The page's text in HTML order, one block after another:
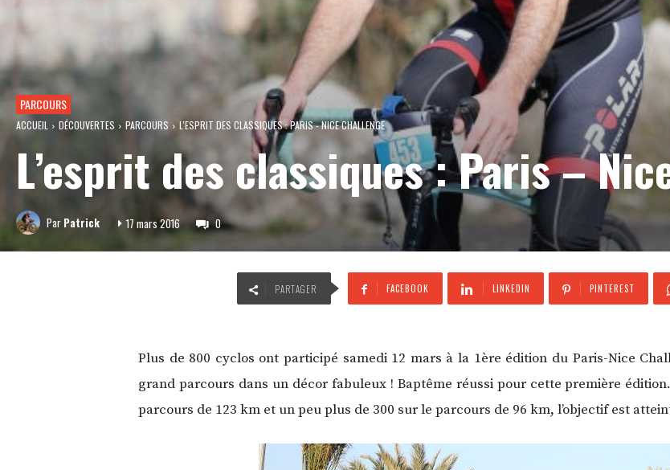
PARCOURS
ACCUEIL DÉCOUVERTES PARCOURS L'ESPRIT DES CLASSIQUES : PARIS - NICE CHALLENGE
L’esprit des classiques : Paris –
Par Patrick 17 mars 2016 0
PARTAGER FACEBOOK LINKEDIN PINTEREST
Plus de 800 cyclos ont participé samedi 12 mars à la 1ère édition du Paris-Nice
grand parcours dans un décor fabuleux ! Baptême réussi pour cette première
parcours de 123 km et un peu plus de 300 sur le parcours de 96 km, l’objectif est